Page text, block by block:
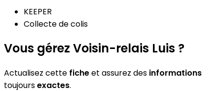
KEEPER
Collecte de colis
Vous gérez Voisin-relais Luis ?
Actualisez cette ficheet assurez des informations
toujoursexactes.